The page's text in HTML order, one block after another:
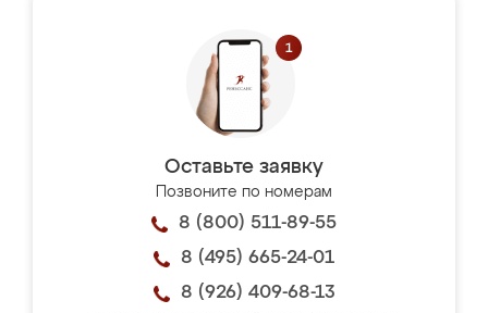
Оставьте заявку
Позвоните по номерам
8 (800) 511-89-55
8 (495) 665-24-01
8 (926) 409-68-13